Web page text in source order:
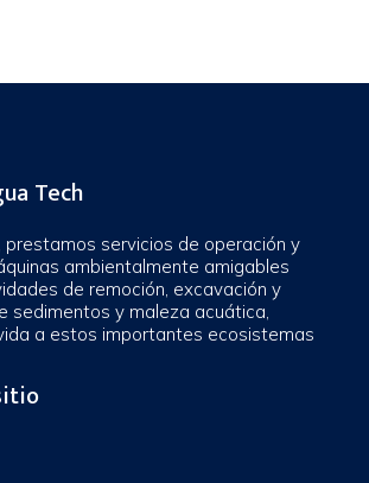
Tech
prestamos servicios de operación y
ambientalmente amigables
de remoción, excavación y
sedimentos y maleza acuática,
a estos importantes ecosistemas